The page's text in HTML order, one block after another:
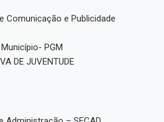
Comunicação e Publicidade
PGM
DE JUVENTUDE